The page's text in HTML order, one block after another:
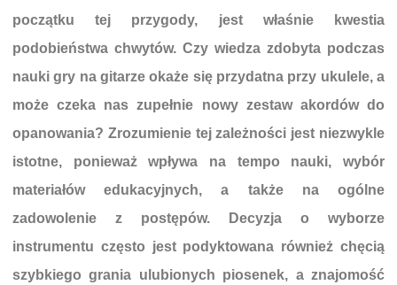
początku tej przygody, jest właśnie kwestia
podobieństwa chwytów. Czy wiedza zdobyta podczas
nauki gry na gitarze okaże się przydatna przy ukulele, a
może czeka nas zupełnie nowy zestaw akordów do
opanowania? Zrozumienie tej zależności jest niezwykle
istotne, ponieważ wpływa na tempo nauki, wybór
materiałów edukacyjnych, a także na ogólne
zadowolenie z postępów. Decyzja o wyborze
instrumentu często jest podyktowana również chęcią
szybkiego grania ulubionych piosenek, a znajomość